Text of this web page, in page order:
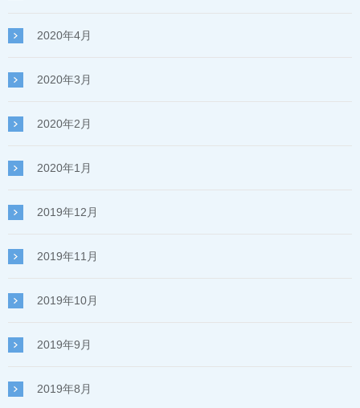
2020年4月
2020年3月
2020年2月
2020年1月
2019年12月
2019年11月
2019年10月
2019年9月
2019年8月